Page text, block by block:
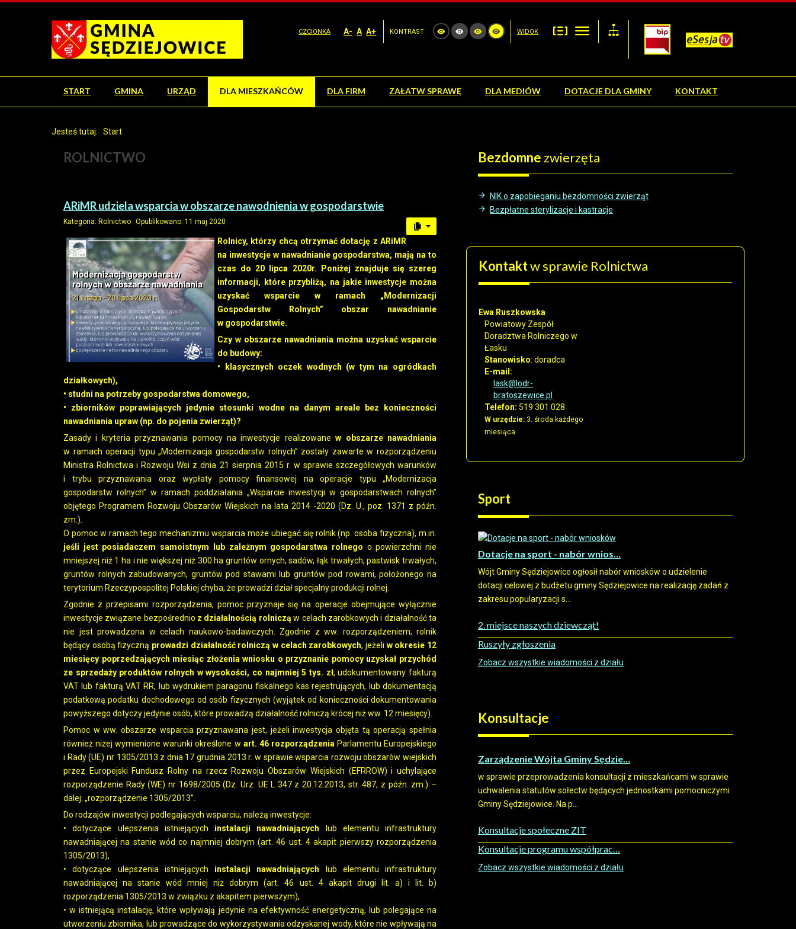
CZCIONKA A- A A+ KONTRAST WIDOK
START GMINA URZĄD DLA MIESZKAŃCÓW DLA FIRM ZAŁATW SPRAWĘ DLA MEDIÓW DOTACJE DLA GMINY KONTAKT
Jesteś tutaj: Start
ROLNICTWO
ARiMR udziela wsparcia w obszarze nawodnienia w gospodarstwie
Kategoria: Rolnictwo Opublikowano: 11 maj 2020
Rolnicy, którzy chcą otrzymać dotację z ARiMR
na inwestycje w nawadnianie gospodarstwa, mają na to
czas do 20 lipca 2020r. Poniżej znajduje się szereg
informacji, które przybliżą, na jakie inwestycje można
uzyskać wsparcie w ramach „Modernizacji
Gospodarstw Rolnych” obszar nawadnianie
w gospodarstwie.
Czy w obszarze nawadniania można uzyskać wsparcie
do budowy:
• klasycznych oczek wodnych (w tym na ogródkach
działkowych),
• studni na potrzeby gospodarstwa domowego,
• zbiorników poprawiających jedynie stosunki wodne na danym areale bez konieczności
nawadniania upraw (np. do pojenia zwierząt)?
Zasady i kryteria przyznawania pomocy na inwestycje realizowanew obszarze nawadniania
w ramach operacji typu „Modernizacja gospodarstw rolnych” zostały zawarte w rozporządzeniu
Ministra Rolnictwa i Rozwoju Wsi z dnia 21 sierpnia 2015 r. w sprawie szczegółowych warunków
i trybu przyznawania oraz wypłaty pomocy finansowej na operacje typu „Modernizacja
gospodarstw rolnych” w ramach poddziałania „Wsparcie inwestycji w gospodarstwach rolnych”
objętego Programem Rozwoju Obszarów Wiejskich na lata 2014 -2020 (Dz. U., poz. 1371 z późn.
zm.).
O pomoc w ramach tego mechanizmu wsparcia może ubiegać się rolnik (np. osoba fizyczna), m.in.
jeśli jest posiadaczem samoistnym lub zależnym gospodarstwa rolnego o powierzchni nie
mniejszej niż 1 ha i nie większej niż 300 ha gruntów ornych, sadów, łąk trwałych, pastwisk trwałych,
gruntów rolnych zabudowanych, gruntów pod stawami lub gruntów pod rowami, położonego na
terytorium Rzeczypospolitej Polskiej chyba, że prowadzi dział specjalny produkcji rolnej.
Zgodnie z przepisami rozporządzenia, pomoc przyznaje się na operacje obejmujące wyłącznie
inwestycje związane bezpośrednio z działalnością rolniczą w celach zarobkowych i działalność ta
nie jest prowadzona w celach naukowo-badawczych. Zgodnie z ww. rozporządzeniem, rolnik
będący osobą fizyczną prowadzi działalność rolniczą w celach zarobkowych, jeżeli w okresie 12
miesięcy poprzedzających miesiąc złożenia wniosku o przyznanie pomocy uzyskał przychód
ze sprzedaży produktów rolnych w wysokości, co najmniej 5 tys. zł, udokumentowany fakturą
VAT lub fakturą VAT RR, lub wydrukiem paragonu fiskalnego kas rejestrujących, lub dokumentacją
podatkową podatku dochodowego od osób fizycznych (wyjątek od konieczności dokumentowania
powyższego dotyczy jedynie osób, które prowadzą działalność rolniczą krócej niż ww. 12 miesięcy).
Pomoc w ww. obszarze wsparcia przyznawana jest, jeżeli inwestycja objęta tą operacją spełnia
również niżej wymienione warunki określone w art. 46 rozporządzenia Parlamentu Europejskiego
i Rady (UE) nr 1305/2013 z dnia 17 grudnia 2013 r. w sprawie wsparcia rozwoju obszarów wiejskich
przez Europejski Fundusz Rolny na rzecz Rozwoju Obszarów Wiejskich (EFRROW) i uchylające
rozporządzenie Rady (WE) nr 1698/2005 (Dz. Urz. UE L 347 z 20.12.2013, str. 487, z późn. zm.) –
dalej: „rozporządzenie 1305/2013”.
Do rodzajów inwestycji podlegających wsparciu, należą inwestycje:
• dotyczące ulepszenia istniejących instalacji nawadniających lub elementu infrastruktury
nawadniającej na stanie wód co najmniej dobrym (art. 46 ust. 4 akapit pierwszy rozporządzenia
1305/2013),
• dotyczące ulepszenia istniejących instalacji nawadniających lub elementu infrastruktury
nawadniającej na stanie wód mniej niż dobrym (art. 46 ust. 4 akapit drugi lit. a) i lit. b)
rozporządzenia 1305/2013 w związku z akapitem pierwszym),
• w istniejącą instalację, które wpływają jedynie na efektywność energetyczną, lub polegające na
utworzeniu zbiornika, lub prowadzące do wykorzystywania odzyskanej wody, które nie wpływają na
Bezdomnezwierzęta
NIK o zapobieganiu bezdomności zwierząt
Bezpłatne sterylizacje i kastracje
Kontaktw sprawie Rolnictwa
Ewa Ruszkowska
Powiatowy Zespół
Doradztwa Rolniczego w
Łasku
Stanowisko: doradca
E-mail:
lask@lodr-
bratoszewice.pl
Telefon: 519 301 028
W urzędzie: 3. środa każdego
miesiąca
Sport
Dotacje na sport - nabór wnios…
Wójt Gminy Sędziejowice ogłosił nabór wniosków o udzielenie
dotacji celowej z budżetu gminy Sędziejowice na realizację zadań z
zakresu popularyzacji s...
2. miejsce naszych dziewcząt!
Ruszyły zgłoszenia
Zobacz wszystkie wiadomości z działu
Konsultacje
Zarządzenie Wójta Gminy Sędzie…
w sprawie przeprowadzenia konsultacji z mieszkańcami w sprawie
uchwalenia statutów sołectw będących jednostkami pomocniczymi
Gminy Sędziejowice. Na p...
Konsultacje społeczne ZIT
Konsultacje programu współprac…
Zobacz wszystkie wiadomości z działu